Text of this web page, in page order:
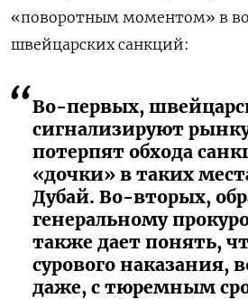
«поворотным моментом» в
швейцарских санкций:
Во-первых,
сигнализируют
потерпят обхода
«дочки» в таких
Дубай. Во-вторых,
генеральному
также дает понять,
сурового наказания,
даже, с тюремным